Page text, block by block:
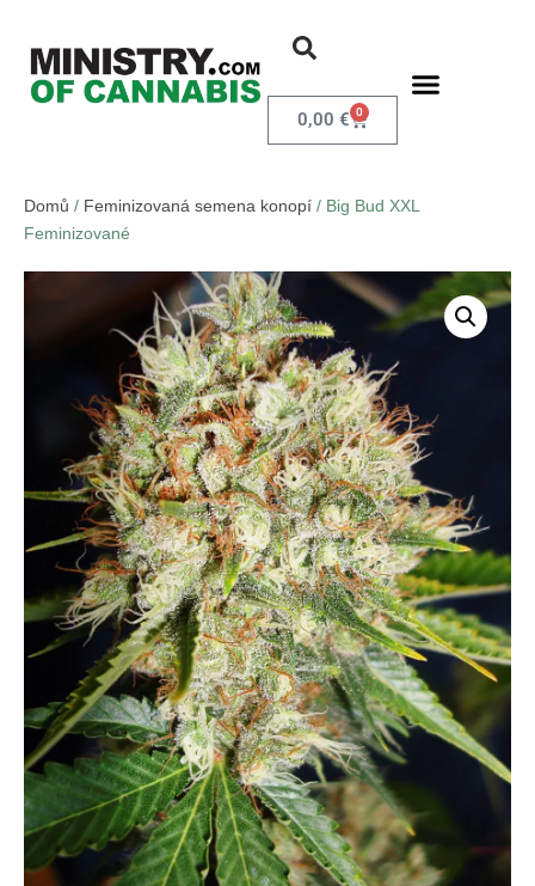
0,00 € 0
Domů / Feminizovaná semena konopí / Big Bud XXL
Feminizované